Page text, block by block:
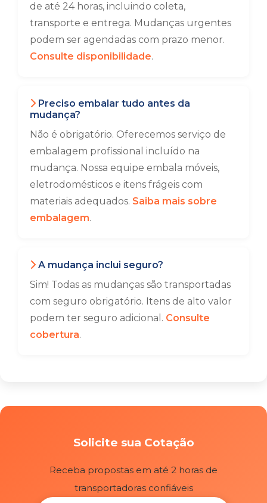
de até 24 horas, incluindo coleta,
transporte e entrega. Mudanças urgentes
podem ser agendadas com prazo menor.
Consulte disponibilidade.
Preciso embalar tudo antes da
mudança?
Não é obrigatório. Oferecemos serviço de
embalagem profissional incluído na
mudança. Nossa equipe embala móveis,
eletrodomésticos e itens frágeis com
materiais adequados. Saiba mais sobre
embalagem.
A mudança inclui seguro?
Sim! Todas as mudanças são transportadas
com seguro obrigatório. Itens de alto valor
podem ter seguro adicional. Consulte
cobertura.
Solicite sua Cotação
Receba propostas em até 2 horas de
transportadoras confiáveis